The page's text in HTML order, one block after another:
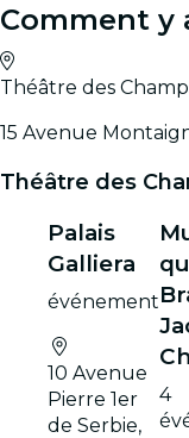
Comment y
Théâtre des
15 Avenue
Théâtre des
Palais
Galliera
événement
10 Avenue
Pierre 1er
de Serbie,
4